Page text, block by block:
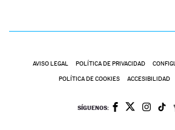
AVISO LEGAL POLÍTICA DE PRIVACIDAD
POLÍTICA DE COOKIES ACCESIBILIDAD
SÍGUENOS: